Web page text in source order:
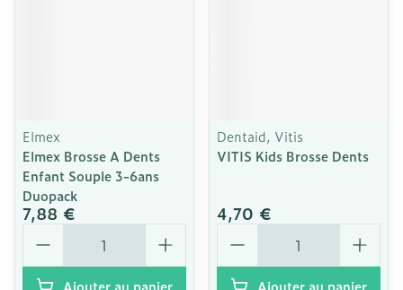
Elmex
Elmex Brosse A Dents
Enfant Souple 3-6ans
Duopack
7,88 €
Quantité
Ajouter au panier
Dentaid, Vitis
VITIS Kids Brosse Dents
4,70 €
Quantité
Ajouter au panier